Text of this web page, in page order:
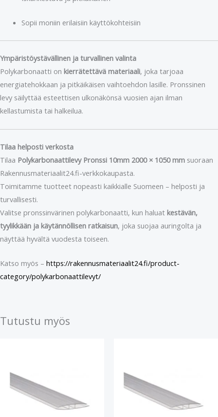
Sopii moniin erilaisiin käyttökohteisiin
Ympäristöystävällinen ja turvallinen valinta
Polykarbonaatti on kierrätettävä materiaali, joka tarjoaa
energiatehokkaan ja pitkäikäisen vaihtoehdon lasille. Pronssinen
levy säilyttää esteettisen ulkonäkönsä vuosien ajan ilman
kellastumista tai halkeilua.
Tilaa helposti verkosta
Tilaa Polykarbonaattilevy Pronssi 10mm 2000 × 1050 mm suoraan
Rakennusmateriaalit24.fi-verkkokaupasta.
Toimitamme tuotteet nopeasti kaikkialle Suomeen – helposti ja
turvallisesti.
Valitse pronssinvärinen polykarbonaatti, kun haluat kestävän,
tyylikkään ja käytännöllisen ratkaisun, joka suojaa auringolta ja
näyttää hyvältä vuodesta toiseen.
Katso myös – https://rakennusmateriaalit24.fi/product-
category/polykarbonaattilevyt/
Tutustu myös